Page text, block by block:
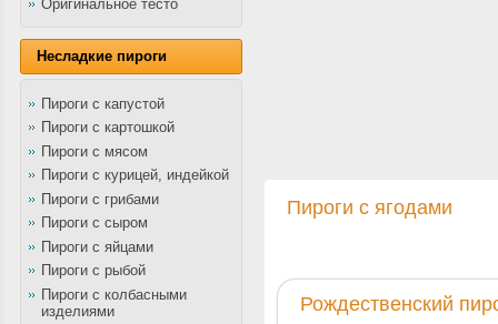
Оригинальное тесто
Несладкие пироги
Пироги с капустой
Пироги с картошкой
Пироги с мясом
Пироги с курицей, индейкой
Пироги с грибами
Пироги с сыром
Пироги с яйцами
Пироги с рыбой
Пироги с колбасными
изделиями
Пироги с ягодами
Рождественский